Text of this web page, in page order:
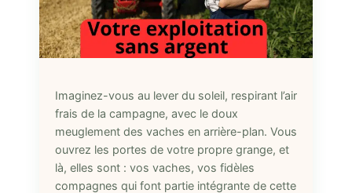
Imaginez-vous au lever du soleil, respirant l’air
frais de la campagne, avec le doux
meuglement des vaches en arrière-plan. Vous
ouvrez les portes de votre propre grange, et
là, elles sont : vos vaches, vos fidèles
compagnes qui font partie intégrante de cette